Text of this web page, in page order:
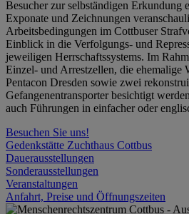
Besucher zur selbständigen Erkundung
Exponate und Zeichnungen
Arbeitsbedingungen im Cottbuser
Einblick in die Verfolgungs- und
jeweiligen Herrschaftssystems. Im
Einzel- und Arrestzellen, die ehemalige
Pentacon Dresden sowie zwei
Gefangenentransporter besichtigt
auch Führungen in einfacher oder
Besuchen Sie uns!
Gedenkstätte Zuchthaus Cottbus
Dauerausstellungen
Sonderausstellungen
Veranstaltungen
Anfahrt, Preise und Öffnungszeiten